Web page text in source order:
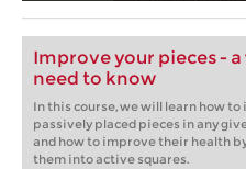
Improve your pieces -
need to know
In this course, we will learn how
passively placed pieces in any
and how to improve their health
them into active squares.